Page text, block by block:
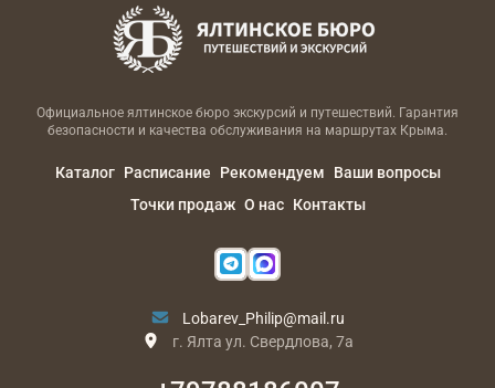
Официальное ялтинское бюро экскурсий и путешествий. Гарантия
безопасности и качества обслуживания на маршрутах Крыма.
Каталог Расписание Рекомендуем
Ваши вопросы
Точки продаж О нас Контакты
Lobarev_Philip@mail.ru
г. Ялта ул. Свердлова, 7а